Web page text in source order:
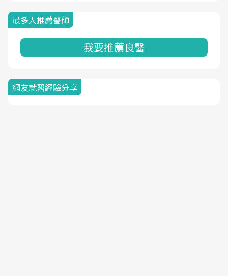
最多人推薦醫師
我要推薦良醫
網友就醫經驗分享